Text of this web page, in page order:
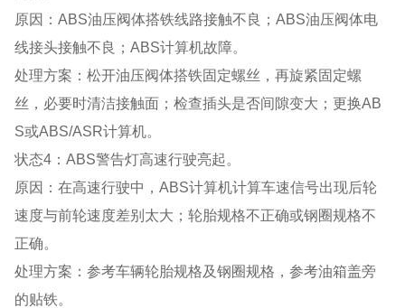
原因：ABS油压阀体搭铁线路接触不良；ABS油压阀体电
线接头接触不良；ABS计算机故障。
处理方案：松开油压阀体搭铁固定螺丝，再旋紧固定螺
丝，必要时清洁接触面；检查插头是否间隙变大；更换AB
S或ABS/ASR计算机。
状态4：ABS警告灯高速行驶亮起。
原因：在高速⾏驶中，ABS计算机计算车速信号出现后轮
速度与前轮速度差别太大；轮胎规格不正确或钢圈规格不
正确。
处理方案：参考车辆轮胎规格及钢圈规格，参考油箱盖旁
的贴铁。